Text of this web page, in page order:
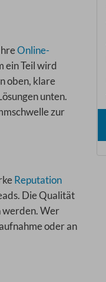
Online-
ein Teil wird
oben, klare
unten.
zur
Reputation
Die Qualität
werden. Wer
oder an